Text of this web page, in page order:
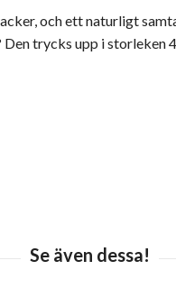
och ett naturligt
Den trycks upp i storleken